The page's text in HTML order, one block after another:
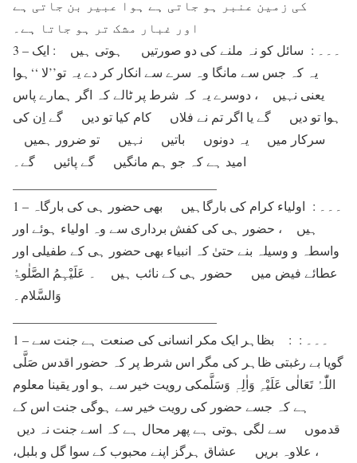
کی زمین عنبر ہو جاتی ہے ہوا عبیر بن جاتی ہے
اور غبار مشک تر ہو جاتا ہے۔
3 – ۔۔۔ : سائل کو نہ ملنے کی دو صورتیں ہوتی ہیں : ایک
یہ کہ جس سے مانگا وہ سرے سے انکار کر دے یہ تو’’لا ‘‘ہوا
یعنی نہیں ، دوسرے یہ کہ شرط پر ٹالے کہ اگر ہمارے پاس
ہوا تو دیں گے یا اگر تم نے فلاں کام کیا تو دیں گے اِن کی
سرکار میں یہ دونوں باتیں نہیں تو ضرور ہمیں
امید ہے کہ جو ہم مانگیں گے پائیں گے۔
1 – ۔۔۔ : اولیاء کرام کی بارگاہیں بھی حضور ہی کی بارگاہ
ہیں ، حضور ہی کی کفش برداری سے وہ اولیاء ہوئے اور
واسطہ و وسیلہ بنے حتیٰ کہ انبیاء بھی حضور ہی کے طفیلی اور
عطائے فیض میں حضور ہی کے نائب ہیں ۔ عَلَیْہِمُ الصَّلٰوۃُ
وَالسَّلام۔
1 – ۔۔۔ : : بظاہر ایک مکر انسانی کی صنعت ہے جنت سے
گویا بے رغبتی ظاہر کی مگر اس شرط پر کہ حضور اقدس صَلَّی
اللّٰہُ تَعَالٰی عَلَیْہِ وَاٰلِہٖ وَسَلَّمکی رویت خیر سے ہو اور یقینا معلوم
ہے کہ جسے حضور کی رویت خیر سے ہوگی جنت اس کے
قدموں سے لگی ہوتی ہے پھر محال ہے کہ اسے جنت نہ دیں
، علاوہ بریں عشاق ہرگز اپنے محبوب کے سوا گل و بلبل،